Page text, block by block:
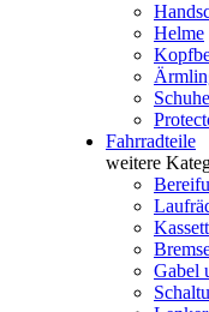
Helme
Schuhe
Fahrradteile
weitere
Gabel